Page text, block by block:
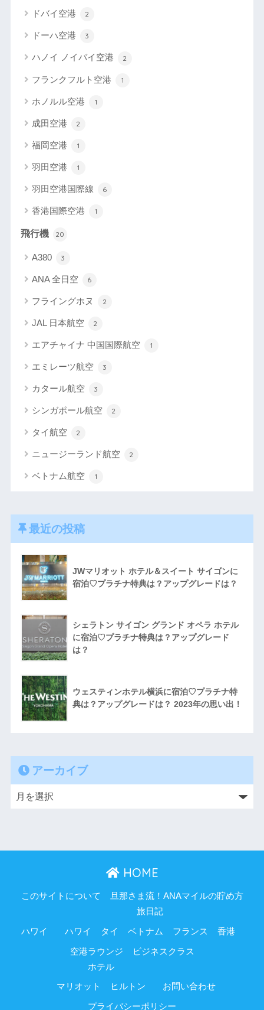
ドバイ空港 2
ドーハ空港 3
ハノイ ノイバイ空港 2
フランクフルト空港 1
ホノルル空港 1
成田空港 2
福岡空港 1
羽田空港 1
羽田空港国際線 6
香港国際空港 1
飛行機 20
A380 3
ANA 全日空 6
フライングホヌ 2
JAL 日本航空 2
エアチャイナ 中国国際航空 1
エミレーツ航空 3
カタール航空 3
シンガポール航空 2
タイ航空 2
ニュージーランド航空 2
ベトナム航空 1
最近の投稿
JWマリオット ホテル＆スイート サイゴンに
宿泊♡プラチナ特典は？アップグレードは？
シェラトン サイゴン グランド オペラ ホテル
に宿泊♡プラチナ特典は？アップグレード
は？
ウェスティンホテル横浜に宿泊♡プラチナ特
典は？アップグレードは？ 2023年の思い出！
アーカイブ
HOME
このサイトについて 旦那さま流！ANAマイルの貯め方
ハワイ
旅日記
ハワイ タイ ベトナム フランス 香港
空港ラウンジ
ビジネスクラス
ホテル
マリオット ヒルトン お問い合わせ
プライバシーポリシー